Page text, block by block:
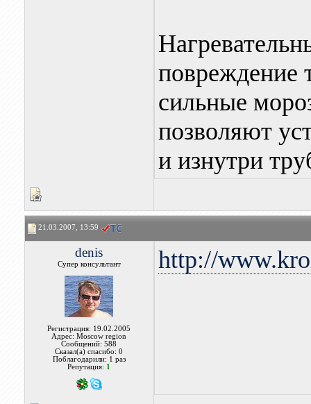
повреждение
сильные
позволяют
и изнутри
21.03.2007, 13:59
denis
Супер консультант
Регистрация: 19.02.2005
Адрес: Moscow region
Сообщений: 588
Сказал(а) спасибо: 0
Поблагодарили: 1 раз
Репутация: 1
http://